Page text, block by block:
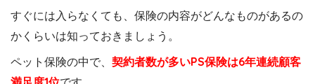
すぐには入らなくても、保険の内容がどんなものがあるの
かくらいは知っておきましょう。
ペット保険の中で、 契約者数が多いPS保険は6年連続顧客